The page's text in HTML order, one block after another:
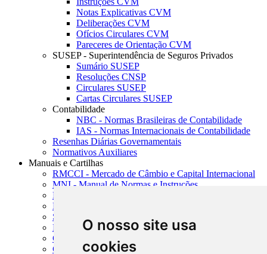
O nosso site usa
cookies
Notas Explicativas CVM
Deliberações CVM
Ofícios Circulares CVM
Pareceres de Orientação CVM
SUSEP - Superintendência de Seguros Privados
Sumário SUSEP
Resoluções CNSP
Circulares SUSEP
Cartas Circulares SUSEP
Contabilidade
NBC - Normas Brasileiras de Contabilidade
IAS - Normas Internacionais de Contabilidade
Resenhas Diárias Governamentais
Normativos Auxiliares
Manuais e Cartilhas
RMCCI - Mercado de Câmbio e Capital Internacional
MNI - Manual de Normas e Instruções
MTVM - Manual de Títulos e Valores Mobiliários
MCR - Manual de Crédito Rural
SISORF - Manual de Organização do SFN
MASUP - Manual de Supervisão Bancária
CADOC - Catálogo de Documentos
CNAE-CONCLA - Classificação Nacional de